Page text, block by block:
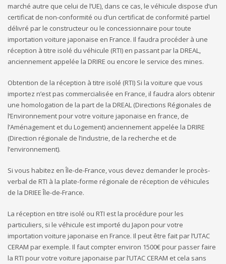
marché autre que celui de l’UE), dans ce cas, le véhicule dispose d’un
certificat de non-conformité ou d’un certificat de conformité partiel
délivré par le constructeur ou le concessionnaire pour toute
importation voiture japonaise en France. Il faudra procéder à une
réception à titre isolé du véhicule (RTI) en passant par la DREAL,
anciennement appelée la DRIRE ou encore le service des mines.
Obtention de la réception à titre isolé (RTI) Si la voiture que vous
importez n’est pas commercialisée en France, il faudra alors obtenir
une homologation de la part de la DREAL (Directions Régionales de
l’Environnement pour votre voiture japonaise en france, de
l’Aménagement et du Logement) anciennement appelée la DRIRE
(Direction régionale de l’industrie, de la recherche et de
l’environnement).
Si vous habitez en Île-de-France, vous devez demander le procès-
verbal de RTI à la plate-forme régionale de réception de véhicules
de la DRIEE Île-de-France.
La réception en titre isolé ou RTI est la procédure pour les
particuliers, si le véhicule est importé du Japon pour votre
importation voiture japonaise en France. Il peut être fait par l’UTAC
CERAM par exemple. Il faut compter environ 1500€ pour passer faire
la RTI pour votre voiture japonaise par l’UTAC CERAM et cela sans